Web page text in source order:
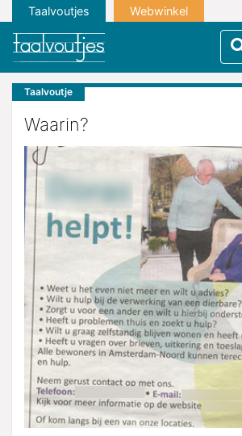
Taalvoutjes Webwinkel
Taalvoutje
Waarin?